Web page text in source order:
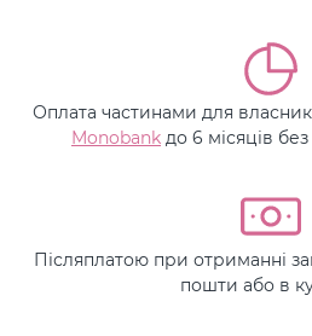
Оплата частинами для
Monobank до 6 місяців
Післяплатою при отриманні
пошти або в